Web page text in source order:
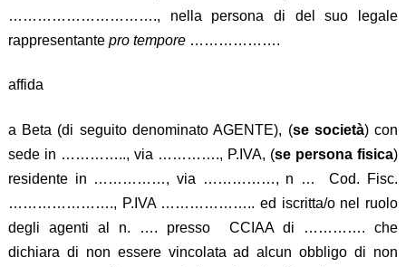
…………………………., nella persona di del suo legale
rappresentante pro tempore……………….
affida
a Beta (di seguito denominato AGENTE), (se società) con
sede in ………….., via …………., P.IVA, (se persona fisica)
residente in ……………, via ……………, n … Cod. Fisc.
…………………., P.IVA ……………….. ed iscritta/o nel ruolo
degli agenti al n. …. presso CCIAA di …………. che
dichiara di non essere vincolata ad alcun obbligo di non